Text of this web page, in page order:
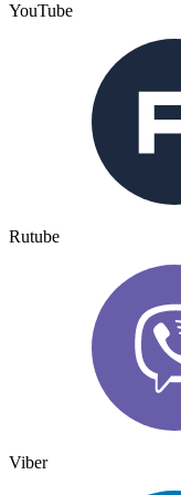
YouTube
Rutube
Viber